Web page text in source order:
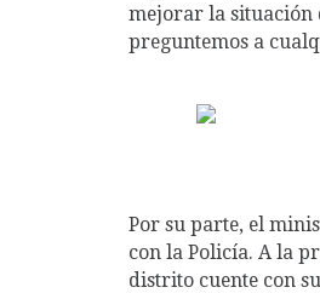
mejorar la situación
preguntemos a
Por su parte, el
con la Policía. A la
distrito cuente con